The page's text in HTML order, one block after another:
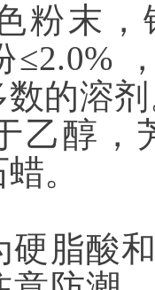
粉末，
≤2.0%
的溶
乙醇，
。
硬脂酸